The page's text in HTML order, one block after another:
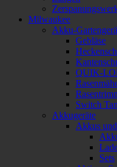
Milwaukee
Akku-
Gebläse
QUIK-
Switch
Akkugeräte
Akkus
Sets